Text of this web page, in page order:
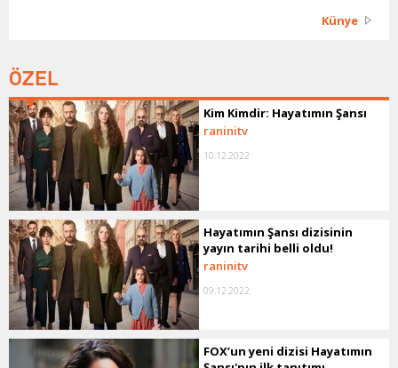
Künye
ÖZEL
Kim Kimdir: Hayatımın Şansı
raninitv
10.12.2022
Hayatımın Şansı dizisinin
yayın tarihi belli oldu!
raninitv
09.12.2022
FOX’un yeni dizisi Hayatımın